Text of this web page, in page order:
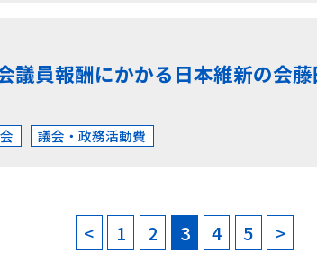
議員報酬にかかる日本維新の会
議会・政務活動費
< 1 2 3 4 5 >